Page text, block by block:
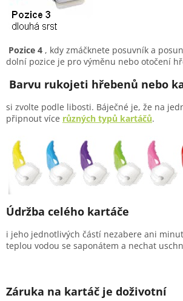
Pozice 4 , kdy zmáčknete posuvník a
dolní pozice je pro výměnu nebo otočení
Barvu rukojeti hřebenů nebo
si zvolte podle libosti. Báječné je, že na
připnout více různých typů kartáčů.
Údržba celého kartáče
i jeho jednotlivých částí nezabere ani
teplou vodou se saponátem a nechat
Záruka na kartáč je doživotní